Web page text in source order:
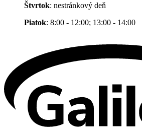
Štvrtok: nestránkový deň
Piatok: 8:00 - 12:00; 13:00 - 14:00